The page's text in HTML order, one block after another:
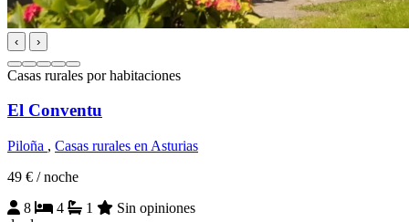
‹ ›
Casas rurales por habitaciones
El Conventu
Piloña , Casas rurales en Asturias
49 € / noche
8
4 1
Sin opiniones